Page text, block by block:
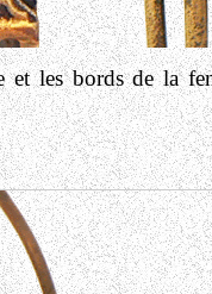
les bords de la